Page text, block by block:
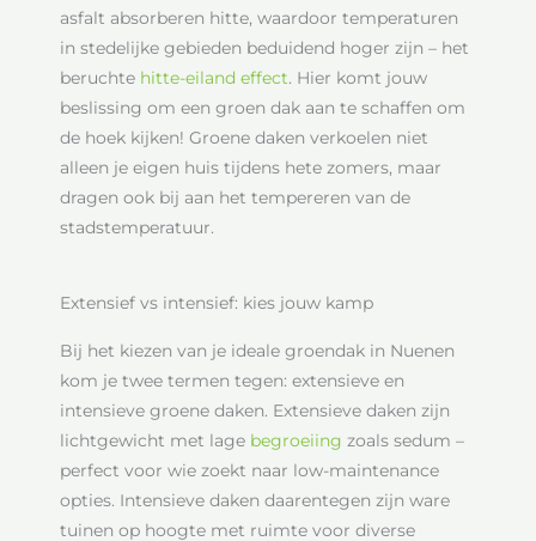
asfalt absorberen hitte, waardoor temperaturen
in stedelijke gebieden beduidend hoger zijn – het
beruchte hitte-eiland effect. Hier komt jouw
beslissing om een groen dak aan te schaffen om
de hoek kijken! Groene daken verkoelen niet
alleen je eigen huis tijdens hete zomers, maar
dragen ook bij aan het tempereren van de
stadstemperatuur.
Extensief vs intensief: kies jouw kamp
Bij het kiezen van je ideale groendak in Nuenen
kom je twee termen tegen: extensieve en
intensieve groene daken. Extensieve daken zijn
lichtgewicht met lage begroeiing zoals sedum –
perfect voor wie zoekt naar low-maintenance
opties. Intensieve daken daarentegen zijn ware
tuinen op hoogte met ruimte voor diverse